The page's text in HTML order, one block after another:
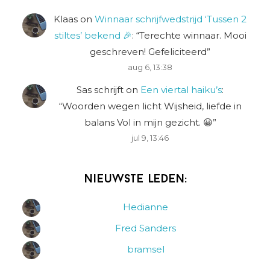
Klaas on Winnaar schrijfwedstrijd ‘Tussen 2
stiltes’ bekend 🎉: “Terechte winnaar. Mooi
geschreven! Gefeliciteerd”
aug 6, 13:38
Sas schrijft on Een viertal haiku’s:
“Woorden wegen licht Wijsheid, liefde in
balans Vol in mijn gezicht. 😀”
jul 9, 13:46
Nieuwste leden:
Hedianne
Fred Sanders
bramsel